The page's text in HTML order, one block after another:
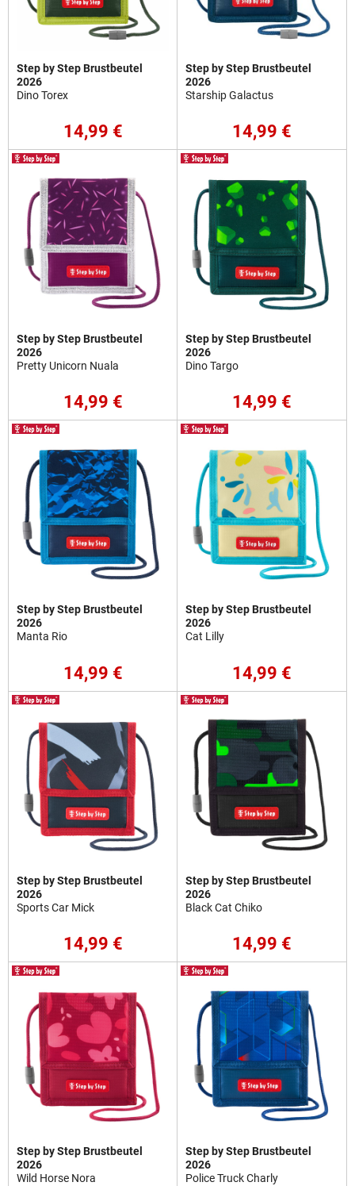
Step by Step Brustbeutel
2026
Dino Torex
14,99 €
Step by Step Brustbeutel
2026
Starship Galactus
14,99 €
Step by Step Brustbeutel
2026
Pretty Unicorn Nuala
14,99 €
Step by Step Brustbeutel
2026
Dino Targo
14,99 €
Step by Step Brustbeutel
2026
Manta Rio
14,99 €
Step by Step Brustbeutel
2026
Cat Lilly
14,99 €
Step by Step Brustbeutel
2026
Sports Car Mick
14,99 €
Step by Step Brustbeutel
2026
Black Cat Chiko
14,99 €
Step by Step Brustbeutel
2026
Wild Horse Nora
Step by Step Brustbeutel
2026
Police Truck Charly